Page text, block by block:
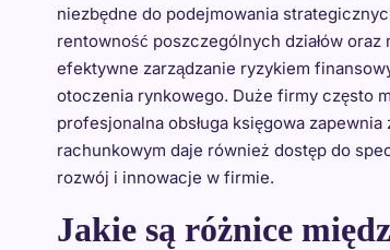
niezbędne do podejmowania
rentowność poszczególnych działów oraz
efektywne zarządzanie ryzykiem
otoczenia rynkowego. Duże firmy często
profesjonalna obsługa księgowa
rachunkowym daje również dostęp do
rozwój i innowacje w firmie.
Jakie są różnice